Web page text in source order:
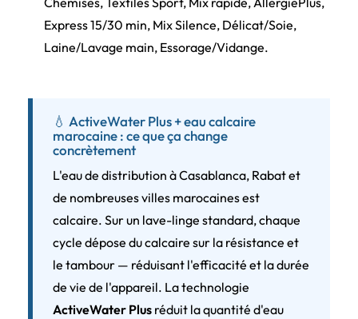
Express 15/30 min, Mix Silence, Délicat/Soie,
Laine/Lavage main, Essorage/Vidange.
💧 ActiveWater Plus + eau calcaire
marocaine : ce que ça change
concrètement
L'eau de distribution à Casablanca, Rabat et
de nombreuses villes marocaines est
calcaire. Sur un lave-linge standard, chaque
cycle dépose du calcaire sur la résistance et
le tambour — réduisant l'efficacité et la durée
de vie de l'appareil. La technologie
ActiveWater Plus réduit la quantité d'eau